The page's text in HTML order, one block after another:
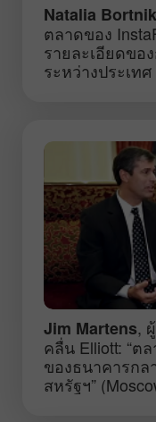
Natalia
ตลาดของ
รายละเอียดขอ
ระหว่างประเทศ
Jim Martens,
คลื่น Elliott: “ต
ของธนาคารกล
สหรัฐฯ”